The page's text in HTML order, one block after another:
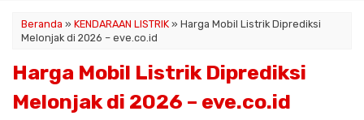
Beranda » KENDARAAN LISTRIK » Harga Mobil Listrik Diprediksi
Melonjak di 2026 – eve.co.id
Harga Mobil Listrik Diprediksi
Melonjak di 2026 – eve.co.id